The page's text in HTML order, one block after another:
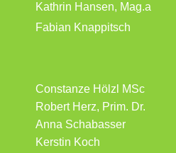
Kathrin Hansen, Mag.a
Fabian Knappitsch
Constanze Hölzl MSc
Robert Herz, Prim. Dr.
Anna Schabasser
Kerstin Koch